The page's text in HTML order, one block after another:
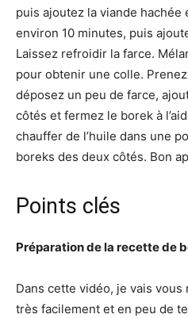
puis ajoutez la viande
environ 10 minutes, puis
Laissez refroidir la farce.
pour obtenir une colle.
déposez un peu de farce,
côtés et fermez le borek à
chauffer de l’huile dans une
boreks des deux côtés. Bon
Points clés
Préparation de la recette de
Dans cette vidéo, je vais
très facilement et en peu de